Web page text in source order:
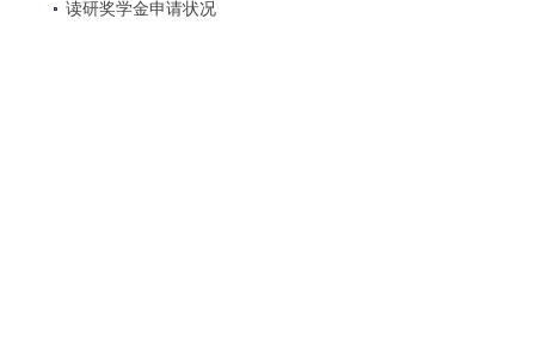
读研奖学金申请状况